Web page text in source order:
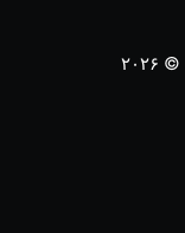
© ۲۰۲۶